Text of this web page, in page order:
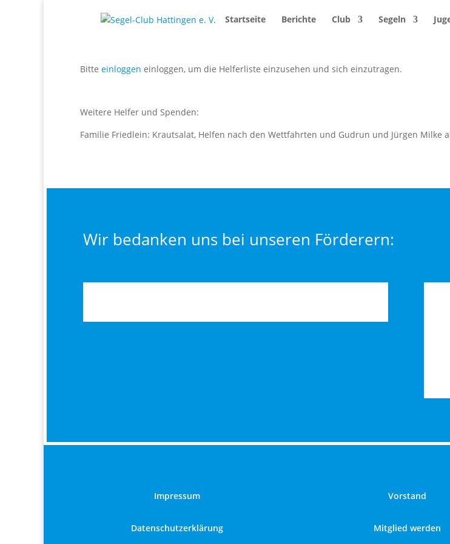
Startseite Berichte Club Segeln
Bitte einloggen einloggen, um die Helferliste einzusehen und sich einzutragen.
Weitere Helfer und Spenden:
Familie Friedlein: Krautsalat, Helfen nach den Wettfahrten und Gudrun und Jürgen Milke
Wir bedanken uns bei unseren Förderern:
Impressum
Datenschutzerklärung
Vorstand
Mitglied werden